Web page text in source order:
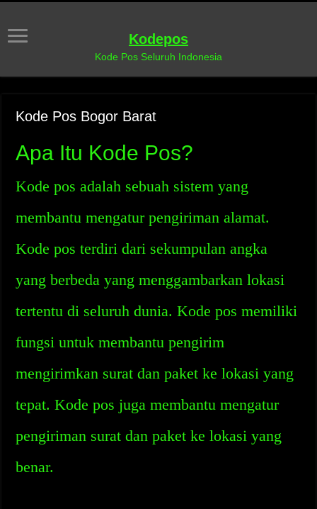
Kodepos
Kode Pos Seluruh Indonesia
Kode Pos Bogor Barat
Apa Itu Kode Pos?
Kode pos adalah sebuah sistem yang
membantu mengatur pengiriman alamat.
Kode pos terdiri dari sekumpulan angka
yang berbeda yang menggambarkan lokasi
tertentu di seluruh dunia. Kode pos memiliki
fungsi untuk membantu pengirim
mengirimkan surat dan paket ke lokasi yang
tepat. Kode pos juga membantu mengatur
pengiriman surat dan paket ke lokasi yang
benar.